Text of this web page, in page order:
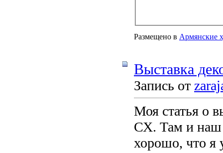
Размещено в Армянские
Выставка
Запись от
Моя статья о
СХ. Там и наш
хорошо, что я